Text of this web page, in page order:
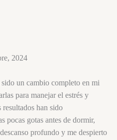
2024
un cambio completo en mi
para manejar el estrés y
han sido
pocas gotas antes de dormir,
profundo y me despierto